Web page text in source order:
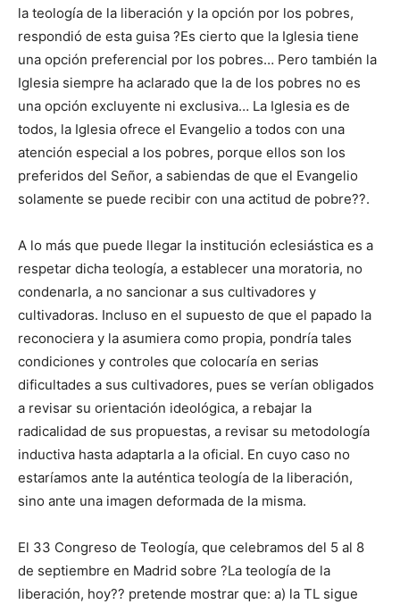
la teología de la liberación y la opción por los pobres,
respondió de esta guisa ?Es cierto que la Iglesia tiene
una opción preferencial por los pobres… Pero también la
Iglesia siempre ha aclarado que la de los pobres no es
una opción excluyente ni exclusiva… La Iglesia es de
todos, la Iglesia ofrece el Evangelio a todos con una
atención especial a los pobres, porque ellos son los
preferidos del Señor, a sabiendas de que el Evangelio
solamente se puede recibir con una actitud de pobre??.
A lo más que puede llegar la institución eclesiástica es a
respetar dicha teología, a establecer una moratoria, no
condenarla, a no sancionar a sus cultivadores y
cultivadoras. Incluso en el supuesto de que el papado la
reconociera y la asumiera como propia, pondría tales
condiciones y controles que colocaría en serias
dificultades a sus cultivadores, pues se verían obligados
a revisar su orientación ideológica, a rebajar la
radicalidad de sus propuestas, a revisar su metodología
inductiva hasta adaptarla a la oficial. En cuyo caso no
estaríamos ante la auténtica teología de la liberación,
sino ante una imagen deformada de la misma.
El 33 Congreso de Teología, que celebramos del 5 al 8
de septiembre en Madrid sobre ?La teología de la
liberación, hoy?? pretende mostrar que: a) la TL sigue